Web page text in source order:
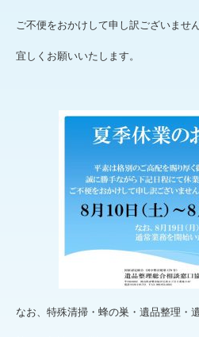
ご不便をおかけして申し訳ございませ
宜しくお願いいたします。
なお、特殊清掃・蜂の巣・遺品整理・